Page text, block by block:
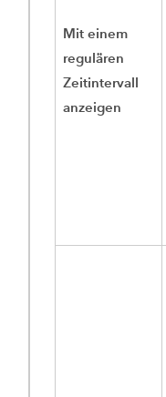
Mit einem
regulären
Zeitintervall
anzeigen